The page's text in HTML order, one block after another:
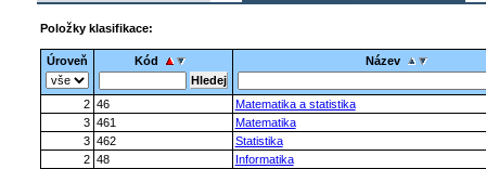
Položky klasifikace:
Úroveň Kód Název
2 46
Matematika a statistika
3 461
Matematika
3 462
Statistika
2 48
Informatika